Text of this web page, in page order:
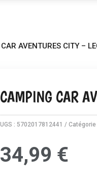
AVENTURES CITY –
CAMPING CAR
UGS : 5702017812441 Catégorie
34,99 €